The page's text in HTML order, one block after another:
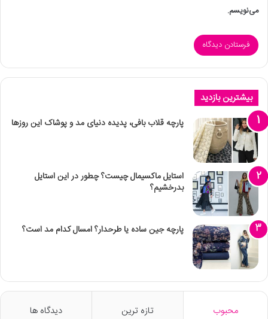
می‌نویسم.
بیشترین بازدید
پارچه قلاب بافی، پدیده دنیای مد و پوشاک این روزها
استایل ماکسیمال چیست؟ چطور در این استایل
بدرخشیم؟
پارچه جین ساده یا طرحدار؟ امسال کدام مد است؟
محبوب تازه ترین دیدگاه ها